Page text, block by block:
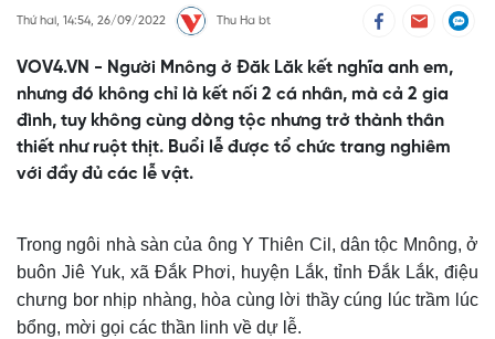
Thứ hai, 14:54, 26/09/2022 Thu Ha bt
VOV4.VN - Người Mnông ở Đăk Lăk kết nghĩa anh em,
nhưng đó không chỉ là kết nối 2 cá nhân, mà cả 2 gia
đình, tuy không cùng dòng tộc nhưng trở thành thân
thiết như ruột thịt. Buổi lễ được tổ chức trang nghiêm
với đầy đủ các lễ vật.
Trong ngôi nhà sàn của ông Y Thiên Cil, dân tộc Mnông, ở
buôn Jiê Yuk, xã Đắk Phơi, huyện Lắk, tỉnh Đắk Lắk, điệu
chưng bor nhịp nhàng, hòa cùng lời thầy cúng lúc trầm lúc
bổng, mời gọi các thần linh về dự lễ.